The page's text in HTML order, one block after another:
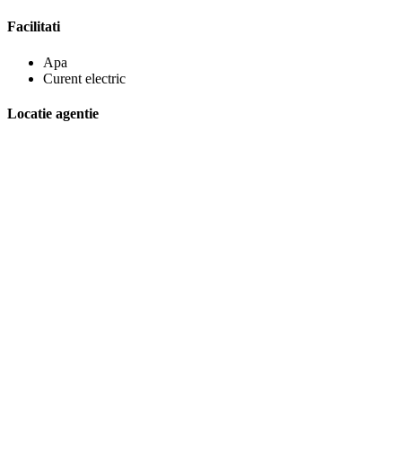
Facilitati
Apa
Curent electric
Locatie agentie